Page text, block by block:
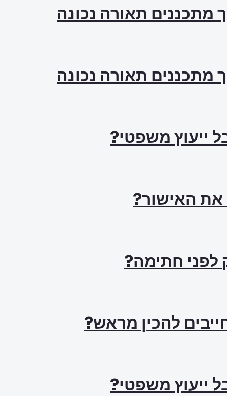
מתכננים תאורה נכונה
מתכננים תאורה נכונה
ייעוץ משפטי?
לפני חתימה?
ייעוץ משפטי?